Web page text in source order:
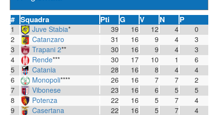
# Squadra Pti G V N P
1 Juve Stabia* 39 16 12 4
0
2
Catanzaro 31 16 9 4
3
3
Trapani 2** 30 16 9 4
3
4
Rende*** 30 17 10 1
6
5
Catania 28 16 8 4
4
6
Monopoli**** 26 16 7 7
2
7
Vibonese 23 16 6 5
5
8
Potenza 22 16 5 7
4
9
Casertana 22 16 5 7
4